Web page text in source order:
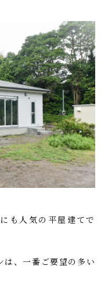
も人気の平屋建てで
、一番ご要望の多い